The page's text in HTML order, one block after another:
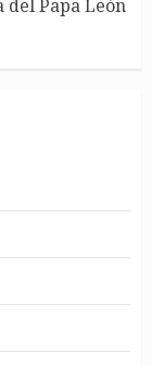
del Papa León